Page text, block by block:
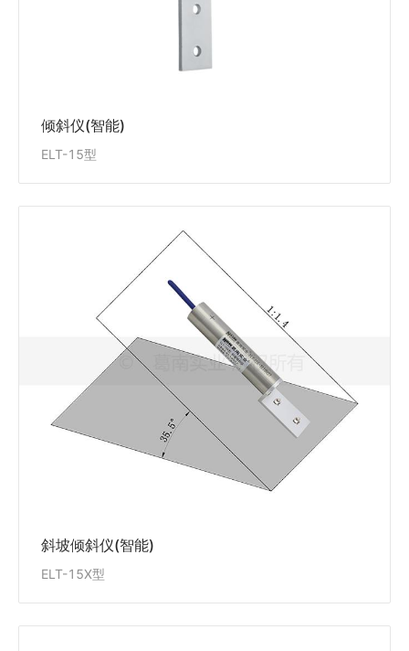
倾斜仪(智能)
ELT-15型
查看详情
斜坡倾斜仪(智能)
ELT-15X型
斜坡倾斜仪(智能)
ELT-15X型
ELT-15X型斜坡倾斜仪适用于安装在斜坡建筑物上如：
混凝土大坝、面板坝、土石坝等水工建筑物，及工民用
建筑、道路、桥梁、隧道、路基、土建基坑等测量其倾
斜变化量，方便实现测量数据的自动采集。
查看详情